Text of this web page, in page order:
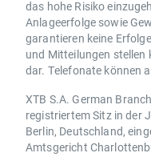
das hohe Risiko
Anlageerfolge sowie
garantieren keine
und Mitteilungen stellen
dar. Telefonate können
XTB S.A. German
registriertem Sitz in der
Berlin, Deutschland,
Amtsgericht